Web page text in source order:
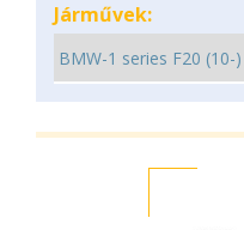
Járművek: